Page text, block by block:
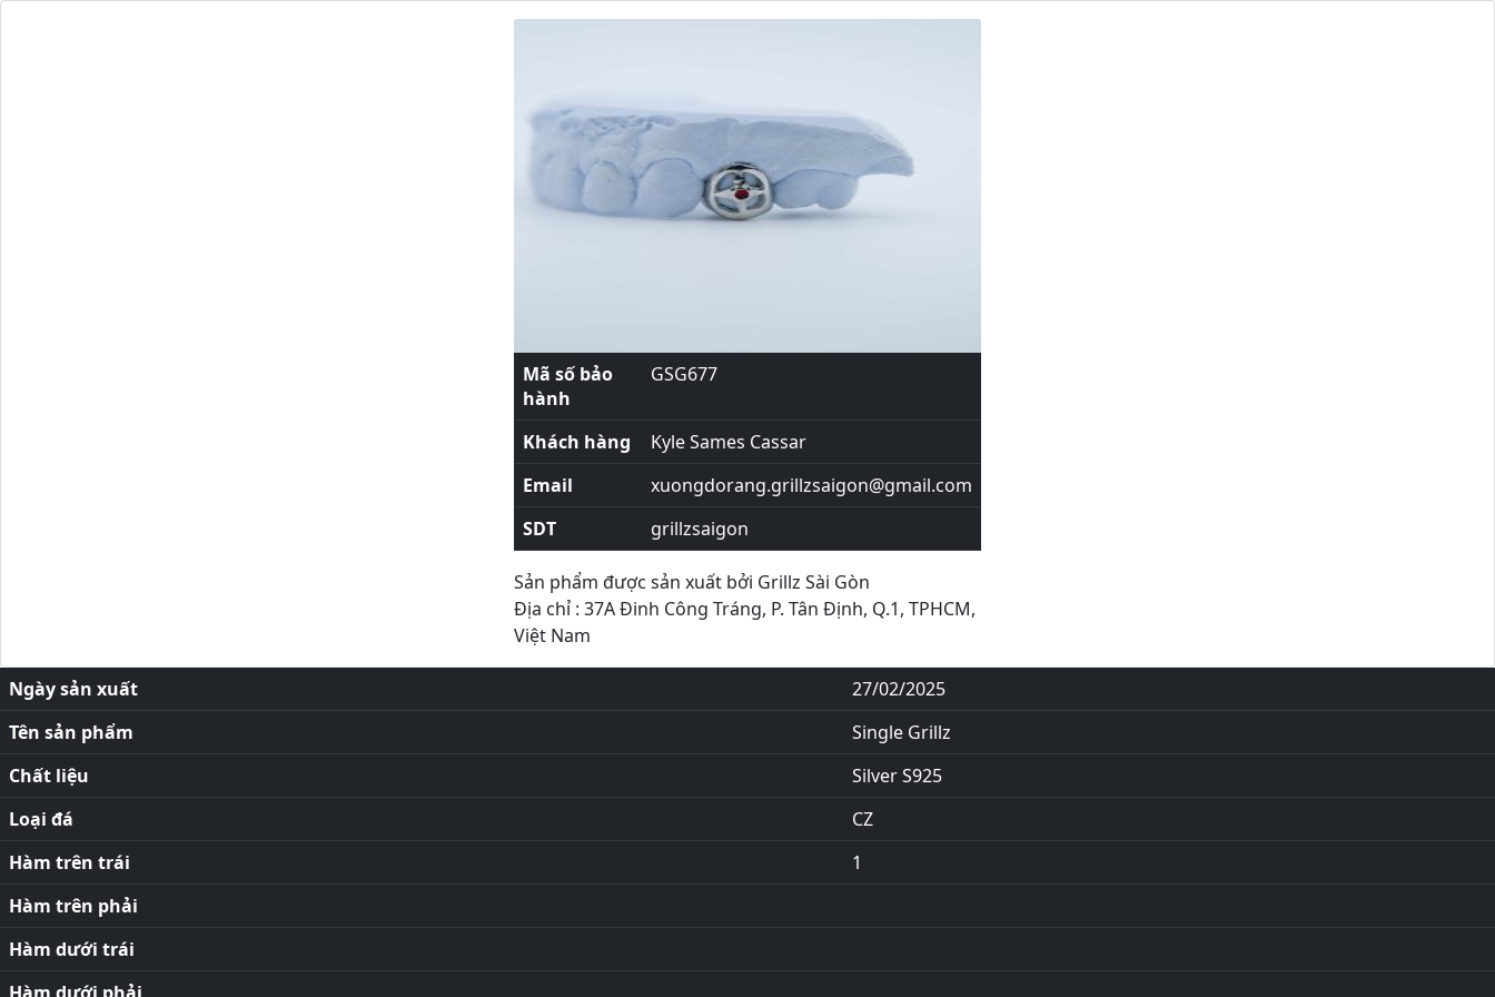
Mã số bảo
hành
GSG677
Khách hàng
Kyle Sames Cassar
Email
xuongdorang.grillzsaigon@gmail.com
SDT
grillzsaigon
Sản phẩm được sản xuất bởi Grillz Sài Gòn
Địa chỉ : 37A Đinh Công Tráng, P. Tân Định, Q.1, TPHCM,
Việt Nam
Ngày sản xuất
27/02/2025
Tên sản phẩm
Single Grillz
Chất liệu
Silver S925
Loại đá
CZ
Hàm trên trái
1
Hàm trên phải
Hàm dưới trái